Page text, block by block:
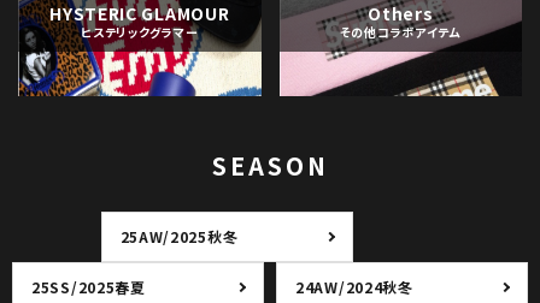
HYSTERIC GLAMOUR
ヒステリックグラマー
Others
その他コラボアイテム
SEASON
25AW/2025秋冬
25SS/2025春夏 24AW/2024秋冬